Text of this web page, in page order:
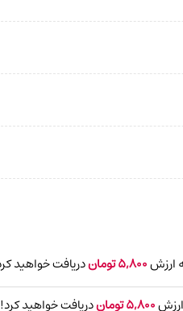
ارزش5,800توماندریافت خواهید
5,800توماندریافت خواهید کرد!